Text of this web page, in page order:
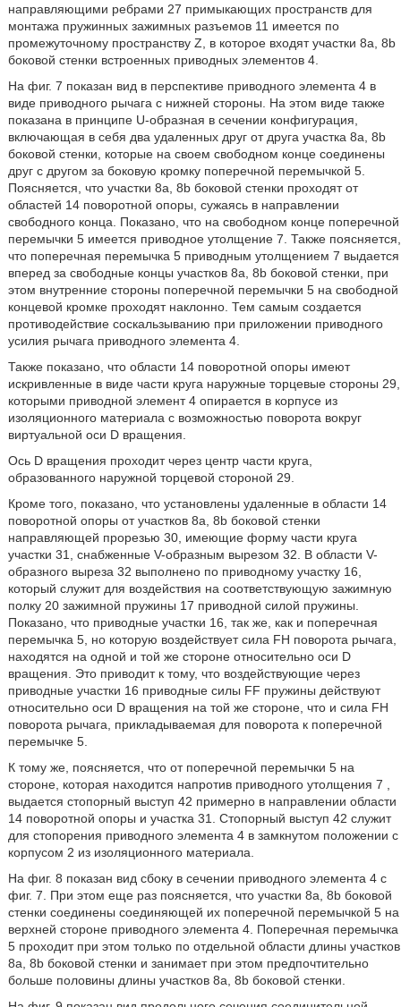
направляющими ребрами 27 примыкающих пространств для
монтажа пружинных зажимных разъемов 11 имеется по
промежуточному пространству Z, в которое входят участки 8a, 8b
боковой стенки встроенных приводных элементов 4.
На фиг. 7 показан вид в перспективе приводного элемента 4 в
виде приводного рычага с нижней стороны. На этом виде также
показана в принципе U-образная в сечении конфигурация,
включающая в себя два удаленных друг от друга участка 8a, 8b
боковой стенки, которые на своем свободном конце соединены
друг с другом за боковую кромку поперечной перемычкой 5.
Поясняется, что участки 8a, 8b боковой стенки проходят от
областей 14 поворотной опоры, сужаясь в направлении
свободного конца. Показано, что на свободном конце поперечной
перемычки 5 имеется приводное утолщение 7. Также поясняется,
что поперечная перемычка 5 приводным утолщением 7 выдается
вперед за свободные концы участков 8a, 8b боковой стенки, при
этом внутренние стороны поперечной перемычки 5 на свободной
концевой кромке проходят наклонно. Тем самым создается
противодействие соскальзыванию при приложении приводного
усилия рычага приводного элемента 4.
Также показано, что области 14 поворотной опоры имеют
искривленные в виде части круга наружные торцевые стороны 29,
которыми приводной элемент 4 опирается в корпусе из
изоляционного материала с возможностью поворота вокруг
виртуальной оси D вращения.
Ось D вращения проходит через центр части круга,
образованного наружной торцевой стороной 29.
Кроме того, показано, что установлены удаленные в области 14
поворотной опоры от участков 8a, 8b боковой стенки
направляющей прорезью 30, имеющие форму части круга
участки 31, снабженные V-образным вырезом 32. В области V-
образного выреза 32 выполнено по приводному участку 16,
который служит для воздействия на соответствующую зажимную
полку 20 зажимной пружины 17 приводной силой пружины.
Показано, что приводные участки 16, так же, как и поперечная
перемычка 5, но которую воздействует сила FH поворота рычага,
находятся на одной и той же стороне относительно оси D
вращения. Это приводит к тому, что воздействующие через
приводные участки 16 приводные силы FF пружины действуют
относительно оси D вращения на той же стороне, что и сила FH
поворота рычага, прикладываемая для поворота к поперечной
перемычке 5.
К тому же, поясняется, что от поперечной перемычки 5 на
стороне, которая находится напротив приводного утолщения 7 ,
выдается стопорный выступ 42 примерно в направлении области
14 поворотной опоры и участка 31. Стопорный выступ 42 служит
для стопорения приводного элемента 4 в замкнутом положении с
корпусом 2 из изоляционного материала.
На фиг. 8 показан вид сбоку в сечении приводного элемента 4 с
фиг. 7. При этом еще раз поясняется, что участки 8a, 8b боковой
стенки соединены соединяющей их поперечной перемычкой 5 на
верхней стороне приводного элемента 4. Поперечная перемычка
5 проходит при этом только по отдельной области длины участков
8a, 8b боковой стенки и занимает при этом предпочтительно
больше половины длины участков 8a, 8b боковой стенки.